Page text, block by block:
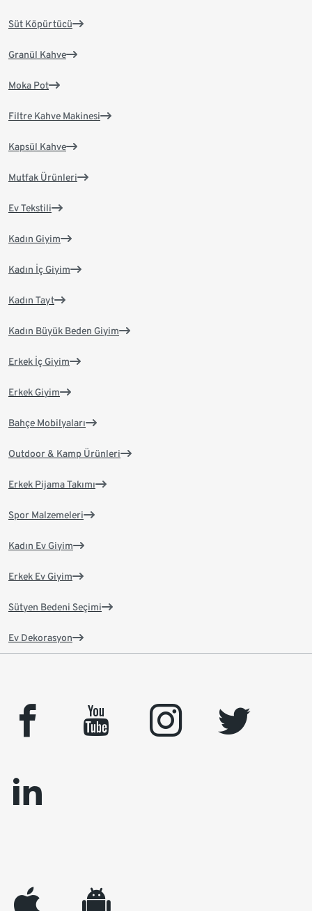
Süt Köpürtücü
Granül Kahve
Moka Pot
Filtre Kahve Makinesi
Kapsül Kahve
Mutfak Ürünleri
Ev Tekstili
Kadın Giyim
Kadın İç Giyim
Kadın Tayt
Kadın Büyük Beden Giyim
Erkek İç Giyim
Erkek Giyim
Bahçe Mobilyaları
Outdoor & Kamp Ürünleri
Erkek Pijama Takımı
Spor Malzemeleri
Kadın Ev Giyim
Erkek Ev Giyim
Sütyen Bedeni Seçimi
Ev Dekorasyon
facebook youtube instagram
twitter
linkedin